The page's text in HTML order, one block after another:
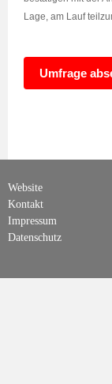
Lage, am Lauf
Umfrage
Website
Kontakt
Impressum
Datenschutz